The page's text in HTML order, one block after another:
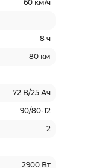
60 км/ч
8 ч
80 км
72 В/25 Ач
90/80-12
2
2900 Вт